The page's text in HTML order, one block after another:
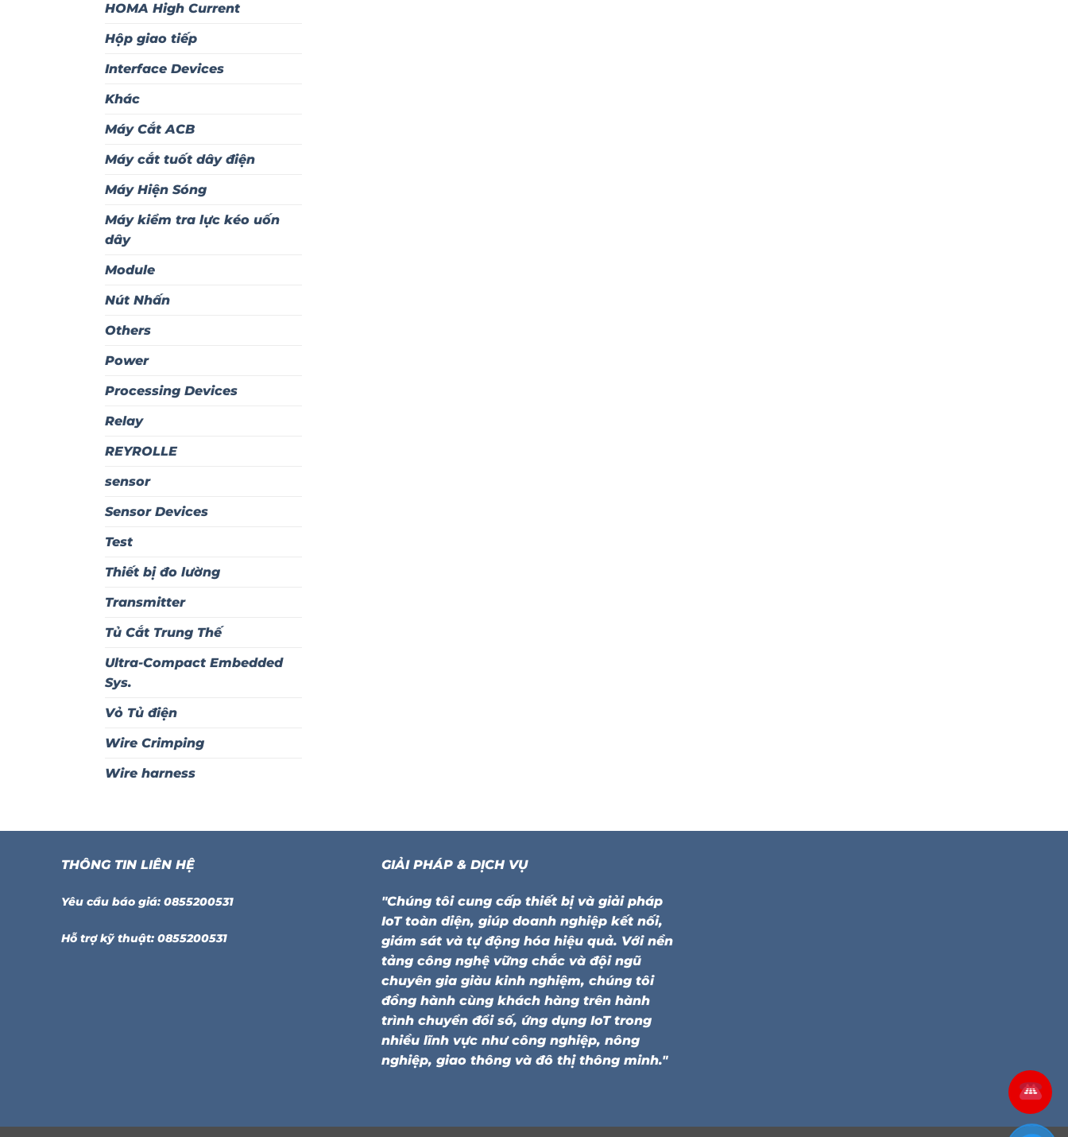
HOMA High Current
Hộp giao tiếp
Interface Devices
Khác
Máy Cắt ACB
Máy cắt tuốt dây điện
Máy Hiện Sóng
Máy kiểm tra lực kéo uốn
dây
Module
Nút Nhấn
Others
Power
Processing Devices
Relay
REYROLLE
sensor
Sensor Devices
Test
Thiết bị đo lường
Transmitter
Tủ Cắt Trung Thế
Ultra-Compact Embedded
Sys.
Vỏ Tủ điện
Wire Crimping
Wire harness
THÔNG TIN LIÊN HỆ
Yêu cầu báo giá: 0855200531
Hỗ trợ kỹ thuật: 0855200531
GIẢI PHÁP & DỊCH VỤ
"Chúng tôi cung cấp thiết bị và giải pháp
IoT toàn diện, giúp doanh nghiệp kết nối,
giám sát và tự động hóa hiệu quả. Với nền
tảng công nghệ vững chắc và đội ngũ
chuyên gia giàu kinh nghiệm, chúng tôi
đồng hành cùng khách hàng trên hành
trình chuyển đổi số, ứng dụng IoT trong
nhiều lĩnh vực như công nghiệp, nông
nghiệp, giao thông và đô thị thông minh."